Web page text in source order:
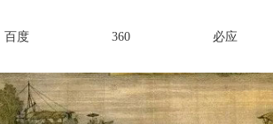
百度 360 必应